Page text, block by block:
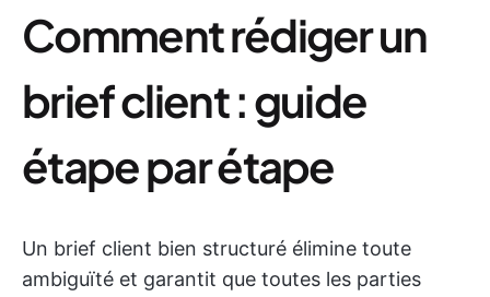
Comment rédiger un
brief client : guide
étape par étape
Un brief client bien structuré élimine toute
ambiguïté et garantit que toutes les parties